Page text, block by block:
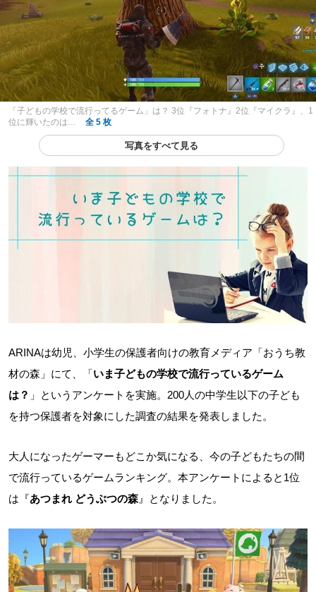
「子どもの学校で流行ってるゲーム」は？ 3位『フォトナ』2位『マイクラ』、1
位に輝いたのは…
全 5 枚
写真をすべて見る
ARINAは幼児、小学生の保護者向けの教育メディア「おうち教
材の森」にて、「いま子どもの学校で流行っているゲーム
は？ 」というアンケートを実施。200人の中学生以下の子ども
を持つ保護者を対象にした調査の結果を発表しました。
大人になったゲーマーもどこか気になる、今の子どもたちの間
で流行っているゲームランキング。本アンケートによると1位
は『あつまれ どうぶつの森』となりました。